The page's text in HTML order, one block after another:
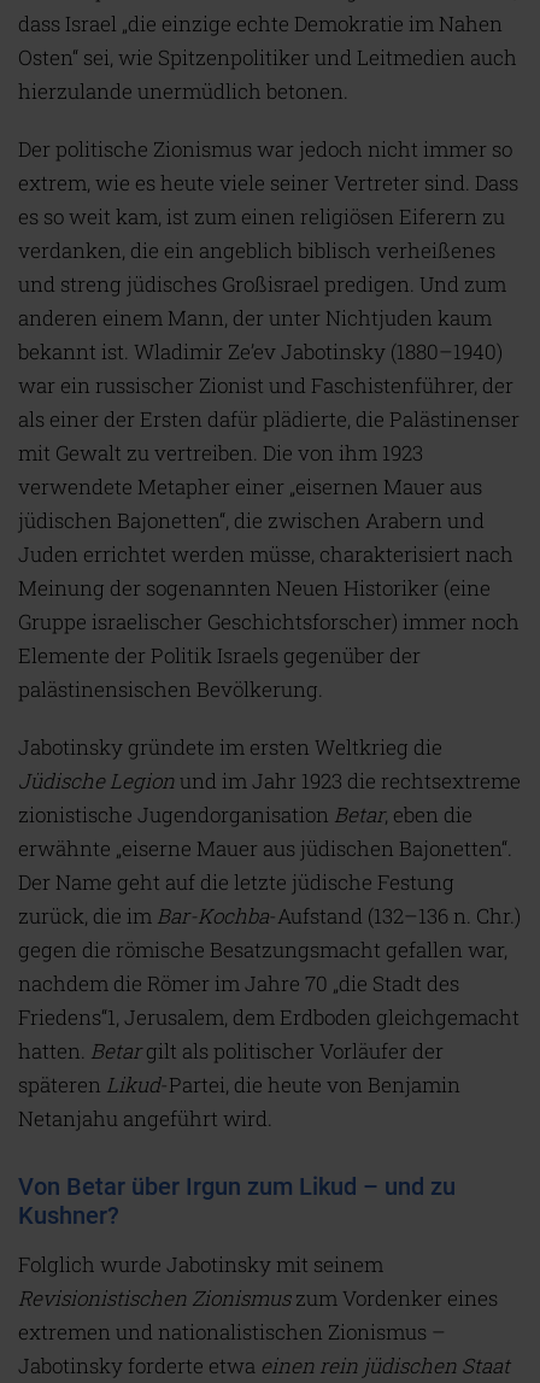
dass Israel „die einzige echte Demokratie im Nahen
Osten“ sei, wie Spitzenpolitiker und Leitmedien auch
hierzulande unermüdlich betonen.
Der politische Zionismus war jedoch nicht immer so
extrem, wie es heute viele seiner Vertreter sind. Dass
es so weit kam, ist zum einen religiösen Eiferern zu
verdanken, die ein angeblich biblisch verheißenes
und streng jüdisches Großisrael predigen. Und zum
anderen einem Mann, der unter Nichtjuden kaum
bekannt ist. Wladimir Ze’ev Jabotinsky (1880–1940)
war ein russischer Zionist und Faschistenführer, der
als einer der Ersten dafür plädierte, die Palästinenser
mit Gewalt zu vertreiben. Die von ihm 1923
verwendete Metapher einer „eisernen Mauer aus
jüdischen Bajonetten“, die zwischen Arabern und
Juden errichtet werden müsse, charakterisiert nach
Meinung der sogenannten Neuen Historiker (eine
Gruppe israelischer Geschichtsforscher) immer noch
Elemente der Politik Israels gegenüber der
palästinensischen Bevölkerung.
Jabotinsky gründete im ersten Weltkrieg die
Jüdische Legionund im Jahr 1923 die rechtsextreme
zionistische Jugendorganisation Betar, eben die
erwähnte „eiserne Mauer aus jüdischen Bajonetten“.
Der Name geht auf die letzte jüdische Festung
zurück, die im Bar-Kochba-Aufstand (132–136 n. Chr.)
gegen die römische Besatzungsmacht gefallen war,
nachdem die Römer im Jahre 70 „die Stadt des
Friedens“1, Jerusalem, dem Erdboden gleichgemacht
hatten. Betargilt als politischer Vorläufer der
späteren Likud-Partei, die heute von Benjamin
Netanjahu angeführt wird.
Von Betar über Irgun zum Likud – und zu
Kushner?
Folglich wurde Jabotinsky mit seinem
Revisionistischen Zionismuszum Vordenker eines
extremen und nationalistischen Zionismus –
Jabotinsky forderte etwa einen rein jüdischen Staat